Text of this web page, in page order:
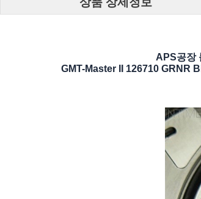
APS공장
GMT-Master II 126710 GRNR